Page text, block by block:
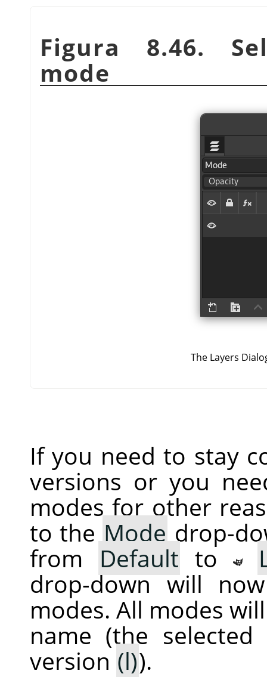
Figura 8.46.
mode
The Layers
If you need to stay
versions or you
modes for other
to the Mode drop-
from
Default to
drop-down will
modes. All modes
name (the
version (l)).